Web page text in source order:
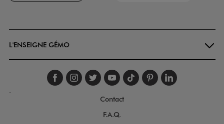
L'ENSEIGNE GÉMO
Suivez-nous sur
Suivez-nous sur
Suivez-nous sur
Suivez-nous
Suivez-nous
Suivez-
.
Contact
F.A.Q.